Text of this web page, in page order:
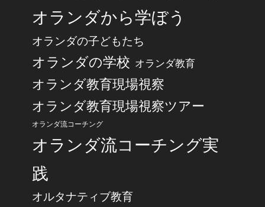
オランダから学ぼう
オランダの子どもたち
オランダの学校 オランダ教育
オランダ教育現場視察
オランダ教育現場視察ツアー
オランダ流コーチング
オランダ流コーチング実
践
オルタナティブ教育